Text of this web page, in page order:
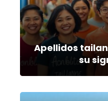
Apellidos
su